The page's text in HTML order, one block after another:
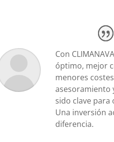
Con
óptimo, mejor
menores
asesoramiento
sido clave
Una inversión
diferencia.